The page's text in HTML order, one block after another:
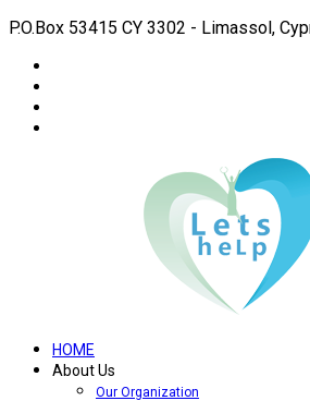
P.O.Box 53415 CY 3302 - Limassol,
HOME
About Us
Our Organization